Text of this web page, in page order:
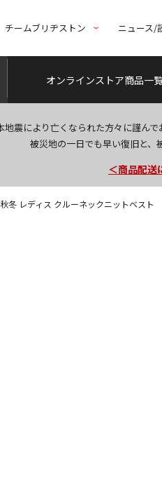
チームブリヂストン ニュース/
オンラインストア商品一
地震により亡くなられた方々に謹ん
被災地の一日でも早い復旧と、
今なら新規
＜商品配送
＜夏季休暇
秋冬 レディス クルーネックニットベスト